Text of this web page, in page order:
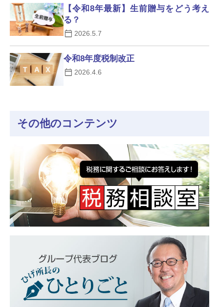
【令和8年最新】生前贈与をどう考え
る？
2026.5.7
令和8年度税制改正
2026.4.6
その他のコンテンツ